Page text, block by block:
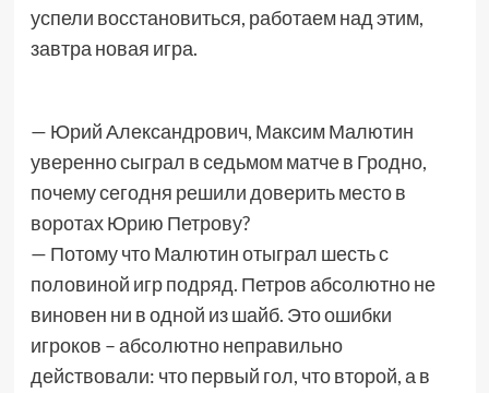
успели восстановиться, работаем над этим,
завтра новая игра.
— Юрий Александрович, Максим Малютин
уверенно сыграл в седьмом матче в Гродно,
почему сегодня решили доверить место в
воротах Юрию Петрову?
— Потому что Малютин отыграл шесть с
половиной игр подряд. Петров абсолютно не
виновен ни в одной из шайб. Это ошибки
игроков – абсолютно неправильно
действовали: что первый гол, что второй, а в